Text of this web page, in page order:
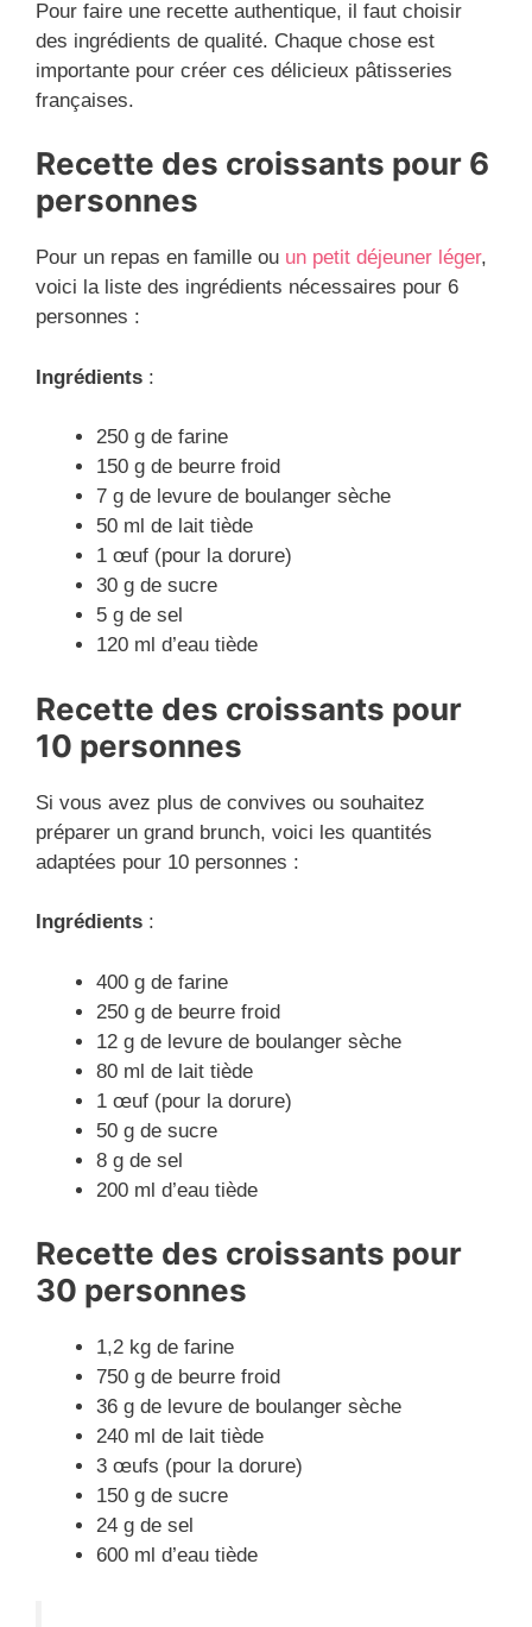
Pour faire une recette authentique, il faut choisir
des ingrédients de qualité. Chaque chose est
importante pour créer ces délicieux pâtisseries
françaises.
Recette des croissants pour 6
personnes
Pour un repas en famille ou un petit déjeuner léger,
voici la liste des ingrédients nécessaires pour 6
personnes :
Ingrédients :
250 g de farine
150 g de beurre froid
7 g de levure de boulanger sèche
50 ml de lait tiède
1 œuf (pour la dorure)
30 g de sucre
5 g de sel
120 ml d’eau tiède
Recette des croissants pour
10 personnes
Si vous avez plus de convives ou souhaitez
préparer un grand brunch, voici les quantités
adaptées pour 10 personnes :
Ingrédients :
400 g de farine
250 g de beurre froid
12 g de levure de boulanger sèche
80 ml de lait tiède
1 œuf (pour la dorure)
50 g de sucre
8 g de sel
200 ml d’eau tiède
Recette des croissants pour
30 personnes
1,2 kg de farine
750 g de beurre froid
36 g de levure de boulanger sèche
240 ml de lait tiède
3 œufs (pour la dorure)
150 g de sucre
24 g de sel
600 ml d’eau tiède